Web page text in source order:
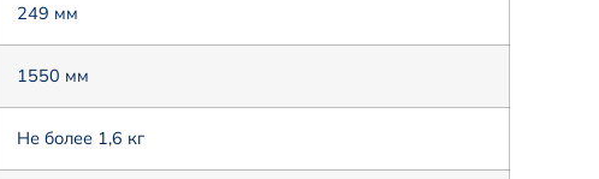
249 мм
1550 мм
Не более 1,6 кг